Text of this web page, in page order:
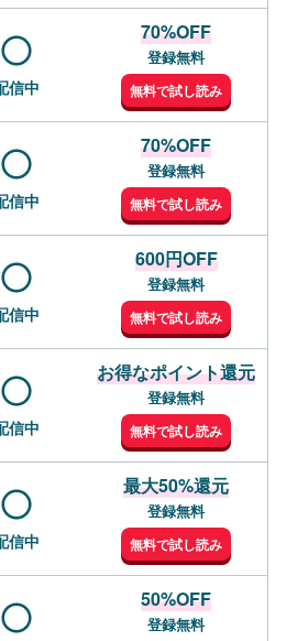
信中
70%OFF
登録無料
無料で試し読み
信中
70%OFF
登録無料
無料で試し読み
信中
600円OFF
登録無料
無料で試し読み
信中
お得なポイント還元
登録無料
無料で試し読み
信中
最大50%還元
登録無料
無料で試し読み
50%OFF
登録無料